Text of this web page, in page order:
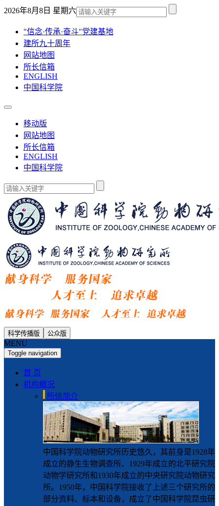
2026年8月8日 星期六
"信念·传承·奋斗"党建基地
建所九十周年
网站地图
所长信箱
ENGLISH
中国科学院
移动版
网站地图
所长信箱
ENGLISH
中国科学院
科学传播版 公众版
MENU
Toggle navigation
首 页
机构概况
所情简介
中国科学院动物研究所历史悠久，其前身是1928年
成立的静生生物调查所、1929年成立的北平研究院
动物学研究所和1930年成立的中央研究院动物研究
所。1950年，中国科学院接收了上述三个研究所的
部分资料、标本和设备，成立了中国科学院昆虫研